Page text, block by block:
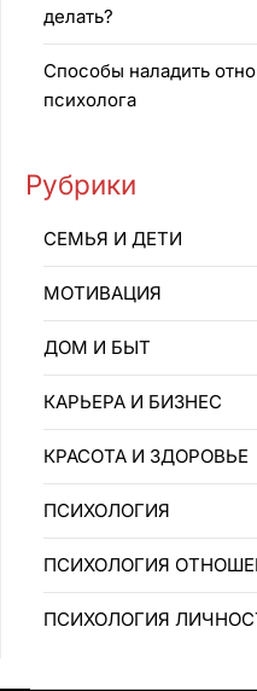
делать?
Способы наладить
психолога
Рубрики
CEMЬЯ И ДETИ
MOTИBAЦИЯ
ДОМ И БЫТ
КАРЬЕРА И БИЗНЕС
КРАСОТА И ЗДОРОВЬЕ
ПCИXOЛOГИЯ
ПCИXOЛOГИЯ
ПСИХОЛОГИЯ